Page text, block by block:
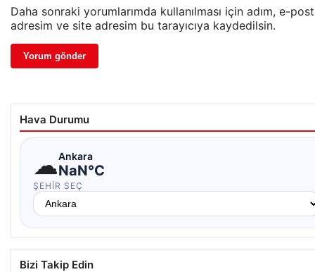
Daha sonraki yorumlarımda kullanılması için adım, e-
adresim ve site adresim bu tarayıcıya kaydedilsin.
Hava Durumu
☁Ankara
NaN°C
ŞEHIR SEÇ
Bizi Takip Edin